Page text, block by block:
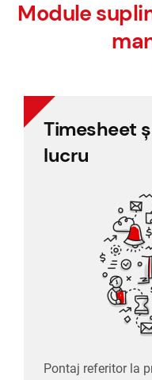
Module
Timesheet
lucru
Pontaj referitor la
Pontaj
programul